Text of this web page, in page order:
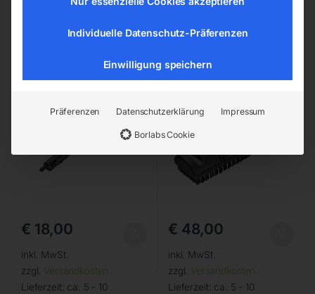
Verlängerungsrohr 480 mm
€ 18,00
inkl. MwSt.
zzgl. Versandkosten
Lieferzeit: ca. 5 - 10
Bodendüse
€ 48,00
inkl. MwSt.
zzgl. Versandkosten
Lieferzeit: ca. 5 - 10
Individuelle Datenschutz-Präferenzen
Einwilligung speichern
Präferenzen Datenschutzerklärung Impressum
Borlabs Cookie